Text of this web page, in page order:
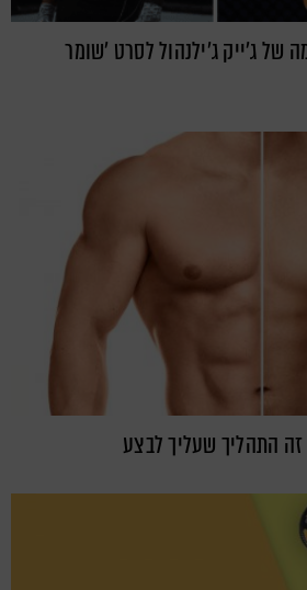
של ג'ייק ג'ילנהול לסרט 'שומר
זה התהליך שעליך לבצע